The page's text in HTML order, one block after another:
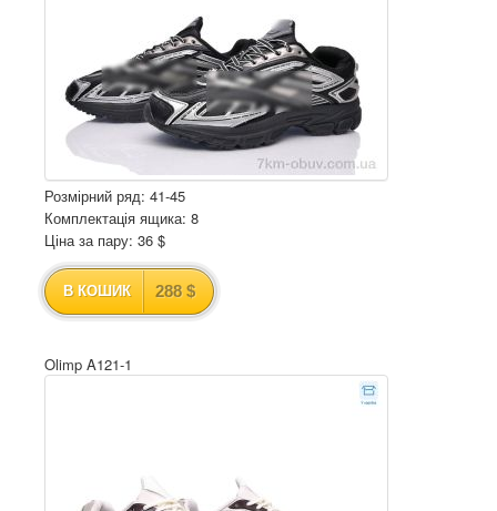
Розмірний ряд: 41-45
Комплектація ящика: 8
Ціна за пару: 36 $
В КОШИК 288 $
Olimp A121-1